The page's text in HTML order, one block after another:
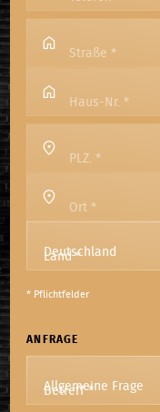
Straße *
Haus-Nr. *
PLZ. *
Ort *
Land*
* Pflichtfelder
ANFRAGE
Betreff*